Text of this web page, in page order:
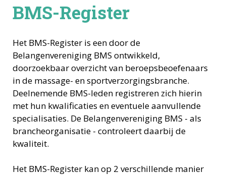
BMS-Register
Het BMS-Register is een door de
Belangenvereniging BMS ontwikkeld,
doorzoekbaar overzicht van beroepsbeoefenaars
in de massage- en sportverzorgingsbranche.
Deelnemende BMS-leden registreren zich hierin
met hun kwalificaties en eventuele aanvullende
specialisaties. De Belangenvereniging BMS - als
brancheorganisatie - controleert daarbij de
kwaliteit.
Het BMS-Register kan op 2 verschillende manier